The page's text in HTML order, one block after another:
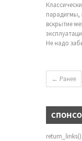
парадигмы,
вскрытие
Не надо
← Ранее